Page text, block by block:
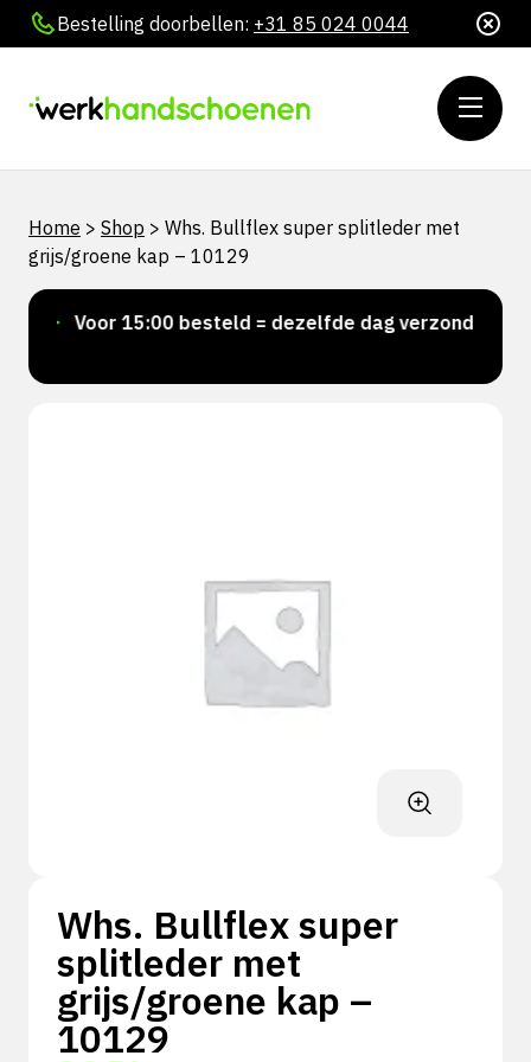
Bestelling doorbellen: +31 85 024 0044
Home > Shop > Whs. Bullflex super splitleder met
grijs/groene kap – 10129
Voor 15:00 besteld = dezelfde dag verzonden
Whs. Bullflex super
splitleder met
grijs/groene kap –
10129